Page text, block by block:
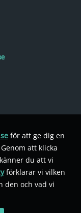
för att ge dig en
att klicka
du att vi
förklarar vi vilken
den och vad vi